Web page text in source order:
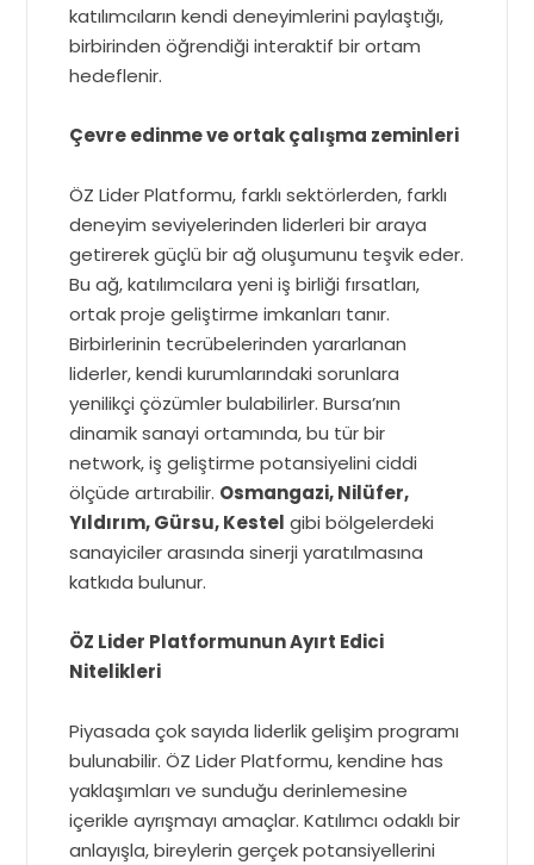
katılımcıların kendi deneyimlerini paylaştığı,
birbirinden öğrendiği interaktif bir ortam
hedeflenir.
Çevre edinme ve ortak çalışma zeminleri
ÖZ Lider Platformu, farklı sektörlerden, farklı
deneyim seviyelerinden liderleri bir araya
getirerek güçlü bir ağ oluşumunu teşvik eder.
Bu ağ, katılımcılara yeni iş birliği fırsatları,
ortak proje geliştirme imkanları tanır.
Birbirlerinin tecrübelerinden yararlanan
liderler, kendi kurumlarındaki sorunlara
yenilikçi çözümler bulabilirler. Bursa’nın
dinamik sanayi ortamında, bu tür bir
network, iş geliştirme potansiyelini ciddi
ölçüde artırabilir. Osmangazi, Nilüfer,
Yıldırım, Gürsu, Kestel gibi bölgelerdeki
sanayiciler arasında sinerji yaratılmasına
katkıda bulunur.
ÖZ Lider Platformunun Ayırt Edici
Nitelikleri
Piyasada çok sayıda liderlik gelişim programı
bulunabilir. ÖZ Lider Platformu, kendine has
yaklaşımları ve sunduğu derinlemesine
içerikle ayrışmayı amaçlar. Katılımcı odaklı bir
anlayışla, bireylerin gerçek potansiyellerini